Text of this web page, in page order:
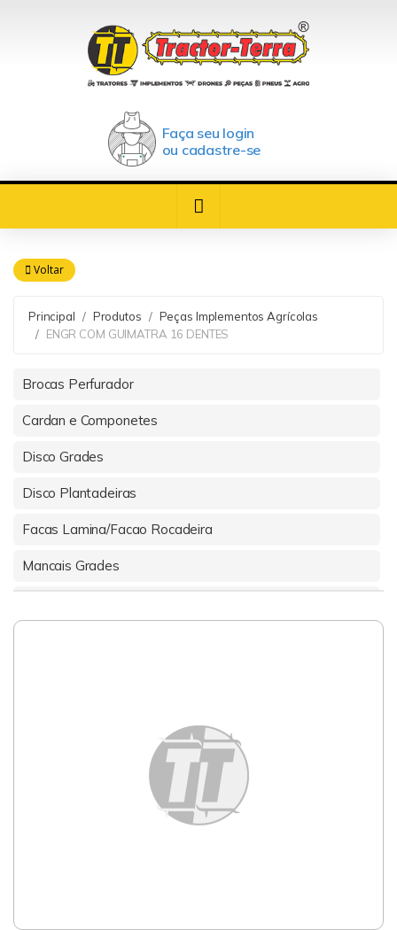
Faça seu login
ou cadastre-se
Voltar
Principal Produtos
Peças Implementos Agrícolas
ENGR COM GUIMATRA 16 DENTES
Brocas Perfurador
Cardan e Componetes
Disco Grades
Disco Plantadeiras
Facas Lamina/Facao Rocadeira
Mancais Grades
Pecas Guincho Guimatra/Tmo